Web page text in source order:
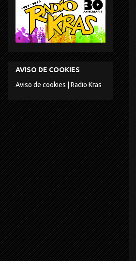
AVISO DE COOKIES
Aviso de cookies | Radio Kras